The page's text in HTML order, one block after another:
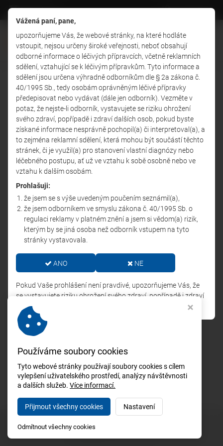
Vážená paní, pane,
upozorňujeme Vás, že webové stránky, na které hodláte
vstoupit, nejsou určeny široké veřejnosti, neboť obsahují
odborné informace o léčivých přípravcích, včetně reklamních
sdělení, vztahující se k léčivým přípravkům. Tyto informace a
sdělení jsou určena výhradně odborníkům dle § 2a zákona č.
40/1995 Sb., tedy osobám oprávněným léčivé přípravky
předepisovat nebo vydávat (dále jen odborník). Vezměte v
potaz, že nejste-li odborník, vystavujete se riziku ohrožení
svého zdraví, popřípadě i zdraví dalších osob, pokud byste
získané informace nesprávně pochopil(a) či interpretoval(a), a
to zejména reklamní sdělení, která mohou být součástí těchto
stránek, či je využil(a) pro stanovení vlastní diagnózy nebo
léčebného postupu, ať už ve vztahu k sobě osobně nebo ve
vztahu k dalším osobám.
Prohlašuji:
že jsem se s výše uvedeným poučením seznámil(a),
že jsem odborníkem ve smyslu zákona č. 40/1995 Sb. o
regulaci reklamy v platném znění a jsem si vědom(a) rizik,
kterým by se jiná osoba než odborník vstupem na tyto
stránky vystavovala.
ANO NE
Pokud Vaše prohlášení není pravdivé, upozorňujeme Vás, že
se vystavujete riziku ohrožení svého zdraví, popřípadě i zdraví
dalších osob.
On-line kurzy www.solen.cz
Litujeme, ale požadovaná
stránka neexistuje.
Zpět na úvodní stránku
Webdesign Studio Virtualis
Používáme soubory cookies
Tyto webové stránky používají soubory cookies s cílem
vylepšení uživatelského prostředí, analýzy návštěvnosti
a dalších služeb. Více informací.
Přijmout všechny cookies Nastavení
Odmítnout všechny cookies